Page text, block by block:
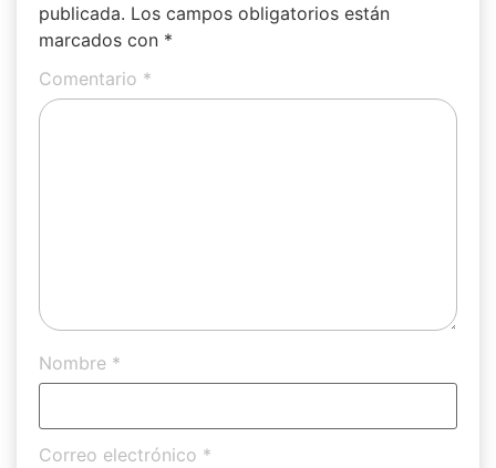
publicada. Los campos obligatorios están
marcados con *
Comentario *
Nombre *
Correo electrónico *